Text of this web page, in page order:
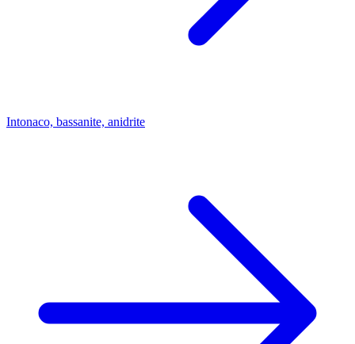
Intonaco, bassanite, anidrite